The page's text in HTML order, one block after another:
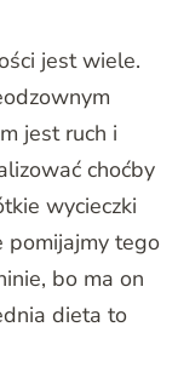
jest wiele.
jest ruch i
choćby
wycieczki
pomijajmy tego
bo ma on
dieta to